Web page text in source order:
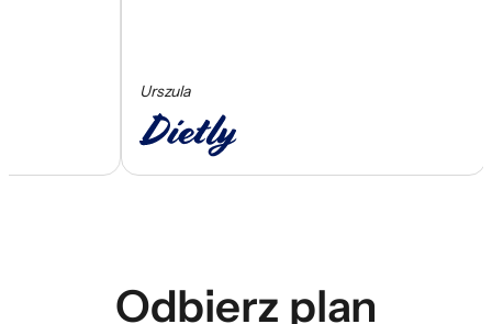
Urszula
Odbierz plan